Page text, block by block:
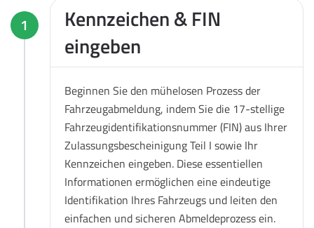
1
Kennzeichen & FIN
eingeben
Beginnen Sie den mühelosen Prozess der
Fahrzeugabmeldung, indem Sie die 17-stellige
Fahrzeugidentifikationsnummer (FIN) aus Ihrer
Zulassungsbescheinigung Teil I sowie Ihr
Kennzeichen eingeben. Diese essentiellen
Informationen ermöglichen eine eindeutige
Identifikation Ihres Fahrzeugs und leiten den
einfachen und sicheren Abmeldeprozess ein.